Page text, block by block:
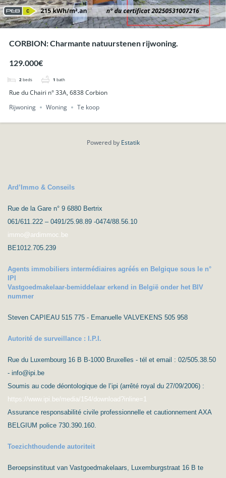
CORBION: Charmante natuurstenen rijwoning.
129.000€
2 beds 1 bath
Rue du Chairi n° 33A, 6838 Corbion
Rijwoning
Woning Te koop
Powered by Estatik
Ard’Immo & Conseils
Rue de la Gare n° 9 6880 Bertrix
061/611.222 – 0491/25.98.89 -0474/88.56.10
immo@ardimmoc.be
BE1012.705.239
Agents immobiliers intermédiaires agréés en Belgique sous le n°
IPI
Vastgoedmakelaar-bemiddelaar erkend in België onder het BIV
nummer
Steven CAPIEAU 515 775 - Emanuelle VALVEKENS 505 958
Autorité de surveillance : I.P.I.
Rue du Luxembourg 16 B B-1000 Bruxelles - tél et email : 02/505.38.50
- info@ipi.be
Soumis au code déontologique de l’ipi (arrêté royal du 27/09/2006) :
https://www.ipi.be/media/154/download?inline=1
Assurance responsabilité civile professionnelle et cautionnement AXA
BELGIUM police 730.390.160.
Toezichthoudende autoriteit
Beroepsinstituut van Vastgoedmakelaars, Luxemburgstraat 16 B te